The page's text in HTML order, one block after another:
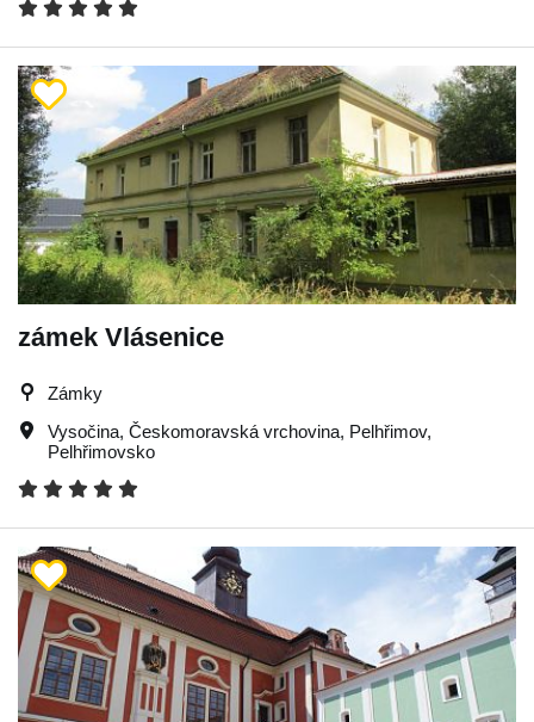
zámek Vlásenice
Zámky
Vysočina, Českomoravská vrchovina, Pelhřimov,
Pelhřimovsko